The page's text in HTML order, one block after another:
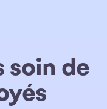
soin de